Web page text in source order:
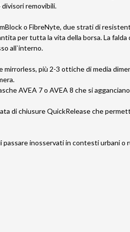
removibili.
o FibreNyte, due strati di
per tutta la vita della borsa. La
all`interno.
più 2-3 ottiche di media
AVEA 7 o AVEA 8 che si
di chiusure QuickRelease che
inosservati in contesti urbani o